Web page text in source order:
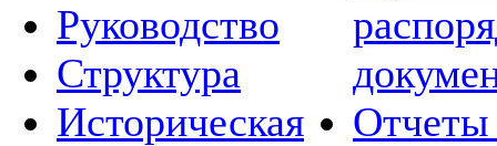
Руководство
Структура
Историческая
Отчеты